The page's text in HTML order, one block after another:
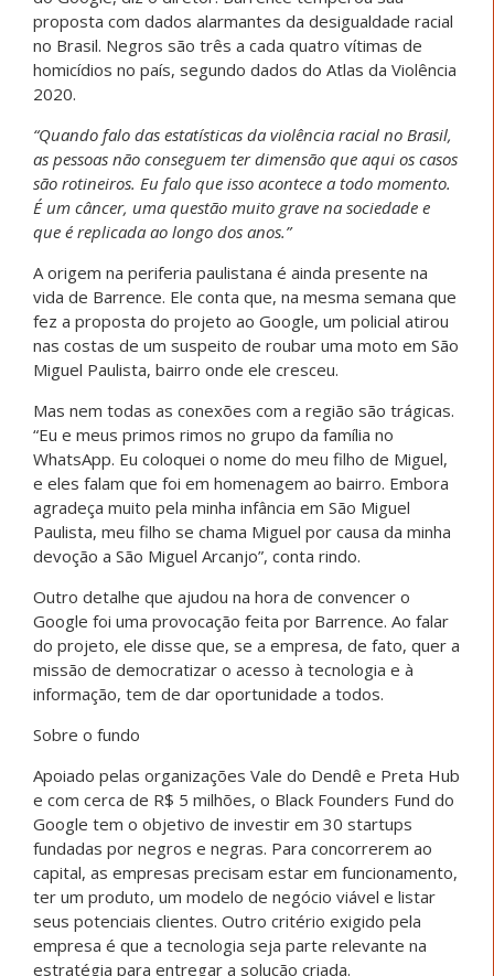
proposta com dados alarmantes da desigualdade racial
no Brasil. Negros são três a cada quatro vítimas de
homicídios no país, segundo dados do Atlas da Violência
2020.
“Quando falo das estatísticas da violência racial no Brasil,
as pessoas não conseguem ter dimensão que aqui os casos
são rotineiros. Eu falo que isso acontece a todo momento.
É um câncer, uma questão muito grave na sociedade e
que é replicada ao longo dos anos.”
A origem na periferia paulistana é ainda presente na
vida de Barrence. Ele conta que, na mesma semana que
fez a proposta do projeto ao Google, um policial atirou
nas costas de um suspeito de roubar uma moto em São
Miguel Paulista, bairro onde ele cresceu.
Mas nem todas as conexões com a região são trágicas.
“Eu e meus primos rimos no grupo da família no
WhatsApp. Eu coloquei o nome do meu filho de Miguel,
e eles falam que foi em homenagem ao bairro. Embora
agradeça muito pela minha infância em São Miguel
Paulista, meu filho se chama Miguel por causa da minha
devoção a São Miguel Arcanjo”, conta rindo.
Outro detalhe que ajudou na hora de convencer o
Google foi uma provocação feita por Barrence. Ao falar
do projeto, ele disse que, se a empresa, de fato, quer a
missão de democratizar o acesso à tecnologia e à
informação, tem de dar oportunidade a todos.
Sobre o fundo
Apoiado pelas organizações Vale do Dendê e Preta Hub
e com cerca de R$ 5 milhões, o Black Founders Fund do
Google tem o objetivo de investir em 30 startups
fundadas por negros e negras. Para concorrerem ao
capital, as empresas precisam estar em funcionamento,
ter um produto, um modelo de negócio viável e listar
seus potenciais clientes. Outro critério exigido pela
empresa é que a tecnologia seja parte relevante na
estratégia para entregar a solução criada.